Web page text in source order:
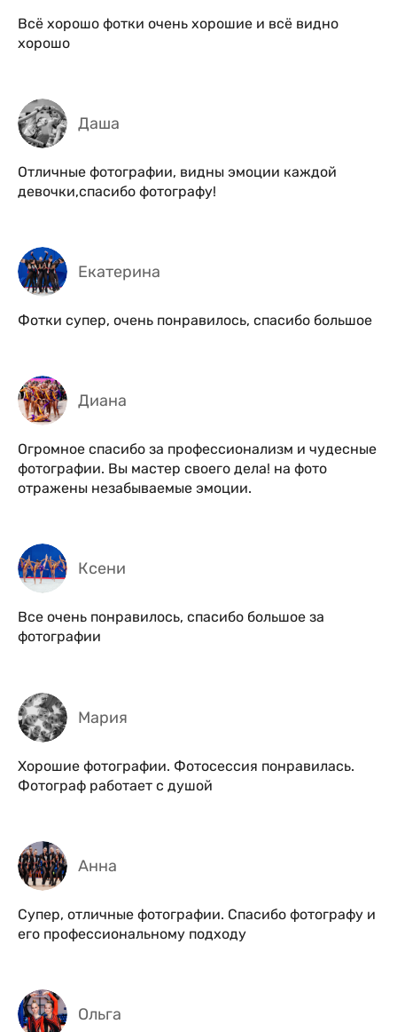
Всё хорошо фотки очень хорошие и всё видно
хорошо
Даша
Отличные фотографии, видны эмоции каждой
девочки,спасибо фотографу!
Екатерина
Фотки супер, очень понравилось, спасибо большое
Диана
Огромное спасибо за профессионализм и чудесные
фотографии. Вы мастер своего дела! на фото
отражены незабываемые эмоции.
Ксени
Все очень понравилось, спасибо большое за
фотографии
Мария
Хорошие фотографии. Фотосессия понравилась.
Фотограф работает с душой
Анна
Супер, отличные фотографии. Спасибо фотографу и
его профессиональному подходу
Ольга